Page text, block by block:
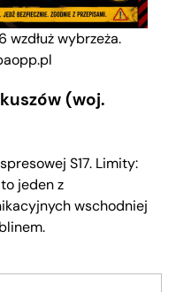
wybrzeża.
(woj.
S17. Limity:
jeden z
wschodniej